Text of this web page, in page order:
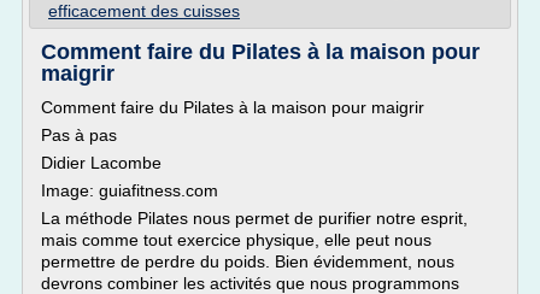
efficacement des cuisses
Comment faire du Pilates à la maison pour
maigrir
Comment faire du Pilates à la maison pour maigrir
Pas à pas
Didier Lacombe
Image: guiafitness.com
La méthode Pilates nous permet de purifier notre esprit,
mais comme tout exercice physique, elle peut nous
permettre de perdre du poids. Bien évidemment, nous
devrons combiner les activités que nous programmons